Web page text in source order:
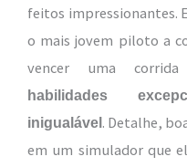
feitos impressionantes.
o mais jovem piloto a
vencer uma corrida
habilidades
inigualável. Detalhe,
em um simulador que